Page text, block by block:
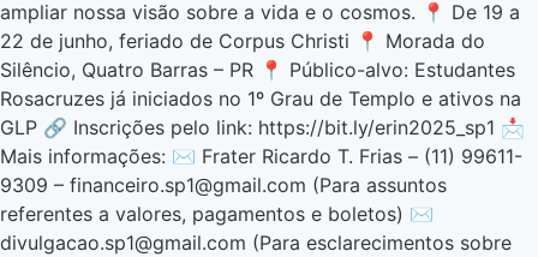
ampliar nossa visão sobre a vida e o cosmos. 📍 De 19 a
22 de junho, feriado de Corpus Christi 📍 Morada do
Silêncio, Quatro Barras – PR 📍 Público-alvo: Estudantes
Rosacruzes já iniciados no 1º Grau de Templo e ativos na
GLP 🔗 Inscrições pelo link: https://bit.ly/erin2025_sp1 📩
Mais informações: ✉️ Frater Ricardo T. Frias – (11) 99611-
9309 – financeiro.sp1@gmail.com (Para assuntos
referentes a valores, pagamentos e boletos) ✉️
divulgacao.sp1@gmail.com (Para esclarecimentos sobre